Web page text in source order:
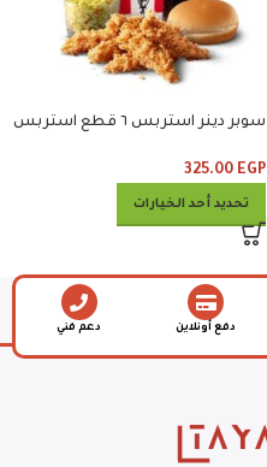
سوبر دينر استربس ٦ قطع استربس
325.00 EGP
تحديد أحد الخيارات
دفع أونلاين دعم فني